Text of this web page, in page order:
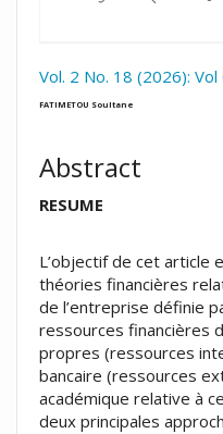
Vol. 2 No. 18 (2026):
FATIMETOU Soultane
Abstract
RESUME
L’objectif de cet article
théories financières
de l’entreprise définie
ressources financières
propres (ressources
bancaire (ressources
académique relative à
deux principales